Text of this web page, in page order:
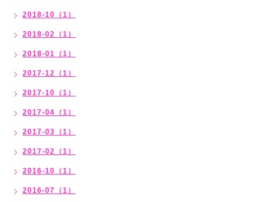
2018-10（1）
2018-02（1）
2018-01（1）
2017-12（1）
2017-10（1）
2017-04（1）
2017-03（1）
2017-02（1）
2016-10（1）
2016-07（1）